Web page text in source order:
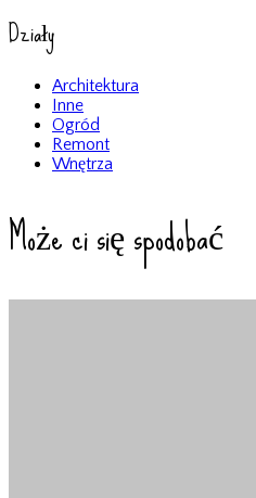
Działy
Architektura
Inne
Ogród
Remont
Wnętrza
Może ci się spodobać